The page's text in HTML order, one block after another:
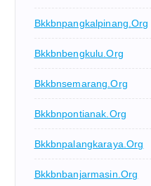
Bkkbnpangkalpinang.org
Bkkbnbengkulu.org
Bkkbnsemarang.org
Bkkbnpontianak.org
Bkkbnpalangkaraya.org
Bkkbnbanjarmasin.org